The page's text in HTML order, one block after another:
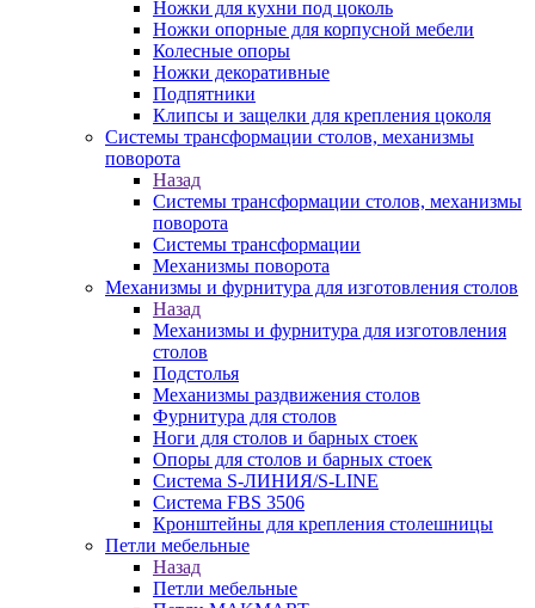
Ножки для кухни под цоколь
Ножки опорные для корпусной мебели
Колесные опоры
Ножки декоративные
Подпятники
Клипсы и защелки для крепления цоколя
Системы трансформации столов, механизмы
поворота
Назад
Системы трансформации столов, механизмы
поворота
Системы трансформации
Механизмы поворота
Механизмы и фурнитура для изготовления столов
Назад
Механизмы и фурнитура для изготовления
столов
Подстолья
Механизмы раздвижения столов
Фурнитура для столов
Ноги для столов и барных стоек
Опоры для столов и барных стоек
Система S-ЛИНИЯ/S-LINE
Система FBS 3506
Кронштейны для крепления столешницы
Петли мебельные
Назад
Петли мебельные